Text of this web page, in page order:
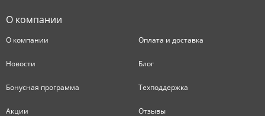
О компании
О компании Оплата и доставка
Новости Блог
Бонусная программа Техподдержка
Акции Отзывы